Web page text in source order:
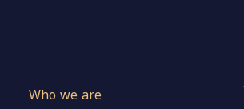
Who we are